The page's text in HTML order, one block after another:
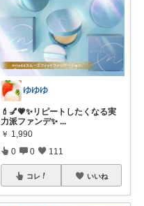
ゆゆゆ
💄💅💗✨リピートしたくなる実
力派ファンデ✨ ...
￥ 1,990
0 0 111
コレ いいね